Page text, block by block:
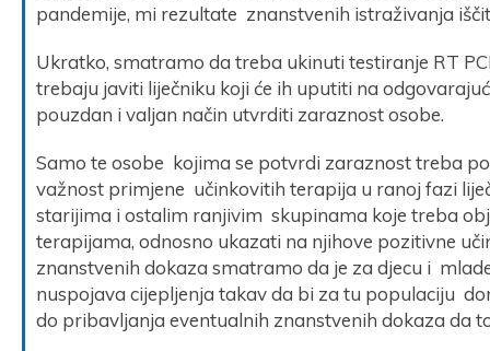
pandemije, mi rezultate znanstvenih istraživanja
Ukratko, smatramo da treba ukinuti testiranje RT
trebaju javiti liječniku koji će ih uputiti na
pouzdan i valjan način utvrditi zaraznost osobe.
Samo te osobe kojima se potvrdi zaraznost treba
važnost primjene učinkovitih terapija u ranoj fazi
starijima i ostalim ranjivim skupinama koje treba
terapijama, odnosno ukazati na njihove pozitivne
znanstvenih dokaza smatramo da je za djecu i
nuspojava cijepljenja takav da bi za tu populaciju
do pribavljanja eventualnih znanstvenih dokaza da